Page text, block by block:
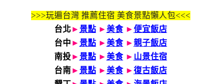
>>>玩遍台灣 推薦住宿 美食景點懶人包<<<
台北 ► 景點 ► 美食► 便宜飯店
台中 ► 景點 ► 美食► 親子飯店
南投► 景點 ► 美食► 山景住宿
台南► 景點 ► 美食► 復古飯店